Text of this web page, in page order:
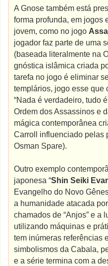
A Gnose também está
forma profunda, em jogos
jovem, como no jogo
jogador faz parte de uma
(baseada literalmente na
gnóstica islâmica criada
tarefa no jogo é eliminar
templários, jogo esse que
“Nada é verdadeiro, tudo
Ordem dos Assassinos e
mágica contemporânea
Carroll influenciado pelas
Osman Spare).
Outro exemplo
japonesa “Shin Seiki
Evangelho do Novo
a humanidade atacada
chamados de “Anjos” e a
utilizando máquinas e
tem inúmeras referências
simbolismos da Cabala,
e a série termina com a